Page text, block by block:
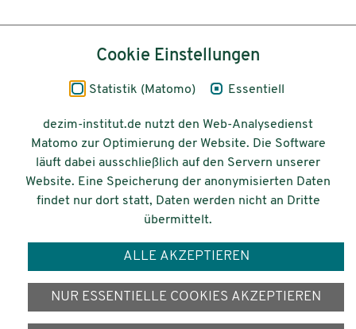
Impressum
Datenschutz
Barrierefreiheit
© 2026 Deutsches Zentrum für
Integrations-
und Migrationsforschung DeZIM e.V.
Cookie Einstellungen
Statistik (Matomo) Essentiell
dezim-institut.de nutzt den Web-Analysedienst
Matomo zur Optimierung der Website. Die Software
läuft dabei ausschließlich auf den Servern unserer
Website. Eine Speicherung der anonymisierten Daten
findet nur dort statt, Daten werden nicht an Dritte
übermittelt.
ALLE AKZEPTIEREN
NUR ESSENTIELLE COOKIES AKZEPTIEREN